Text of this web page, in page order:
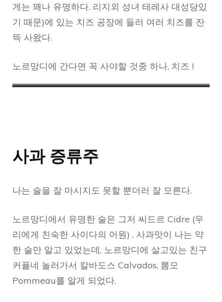
게는 꽤나 유명하다. 리지외 성녀 테레사 대성당있
기 때문)에 있는 치즈 공장에 들러 여러 치즈를 잔
뜩 사왔다.
노르망디에 간다면 꼭 사야할 것중 하나, 치즈 !
사과 증류주
나는 술을 잘 마시지도 못할 뿐더러 잘 모른다.
노르망디에서 유명한 술은 그저 씨드르 Cidre (우
리에게 친숙한 사이다의 어원) , 사과맛이 나는 약
한 술만 알고 있었는데, 노르망디에 살고있는 친구
커플네 놀러가서 칼바도스 Calvados, 뽐모
Pommeau를 알게 되었다.